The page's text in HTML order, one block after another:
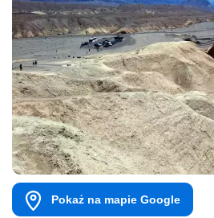
Pokaż na mapie Google